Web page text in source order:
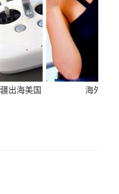
源对接
海外媒体上发布新闻稿非常
出海美国：如何通过技术创新
海外网